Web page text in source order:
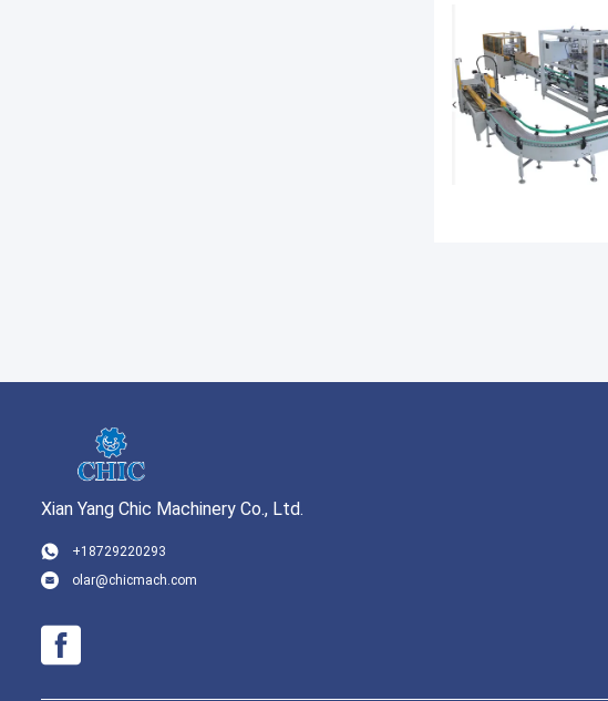
Xian Yang Chic Machinery Co., Ltd.
+18729220293
olar@chicmach.com